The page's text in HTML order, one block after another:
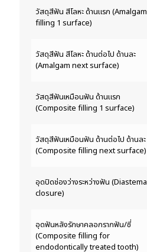
วัสดุสีฟัน สีโลหะ ด้านแรก (Amalgam
filling 1 surface)
วัสดุสีฟัน สีโลหะ ด้านต่อไป ด้านละ
(Amalgam next surface)
วัสดุสีฟันเหมือนฟัน ด้านแรก
(Composite filling 1 surface)
วัสดุสีฟันเหมือนฟัน ด้านต่อไป ด้านละ
(Composite filling next surface)
อุดปิดช่องว่างระหว่างฟัน (Diastema
closure)
อุดฟันหลังรักษาคลอกรากฟัน/ซี่
(Composite filling for
endodontically treated tooth)